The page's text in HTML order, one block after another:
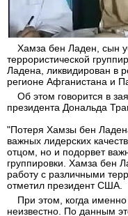
Хамза бен Ладен, сын
террористической
Ладена, ликвидирован в
регионе Афганистана и
Об этом говорится в
президента Дональда
"Потеря Хамзы бен
важных лидерских
отцом, но и подорвет
группировки. Хамза бен
работу с различными
отметил президент США.
При этом, когда
неизвестно. По данным